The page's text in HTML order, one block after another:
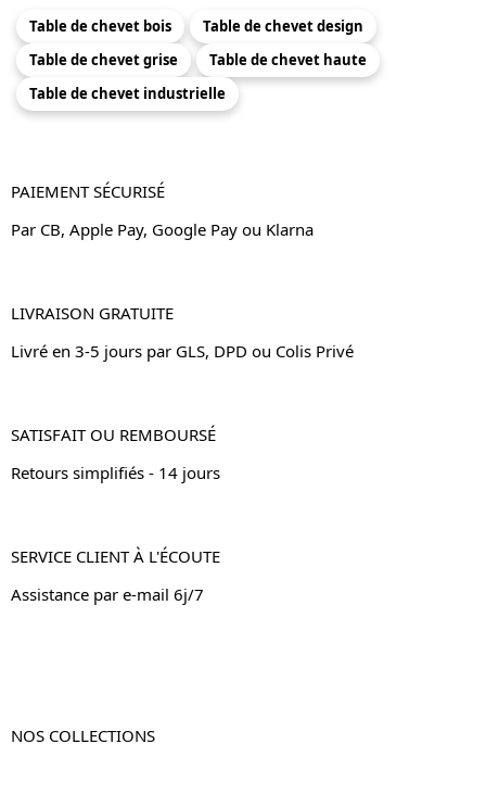
Table de chevet bois
Table de chevet design
Table de chevet grise
Table de chevet haute
Table de chevet industrielle
PAIEMENT SÉCURISÉ
Par CB, Apple Pay, Google Pay ou Klarna
LIVRAISON GRATUITE
Livré en 3-5 jours par GLS, DPD ou Colis Privé
SATISFAIT OU REMBOURSÉ
Retours simplifiés - 14 jours
SERVICE CLIENT À L'ÉCOUTE
Assistance par e-mail 6j/7
NOS COLLECTIONS